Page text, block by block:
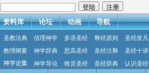
资料库 论坛 动画 导航
圣教法典 信理神学 多语圣经 释经原则 圣经发凡
教理纲要 神学辞典 思高圣经 圣经注释 圣经十讲
神学论集 神学导论 牧灵圣经 圣经辞典 认识圣经